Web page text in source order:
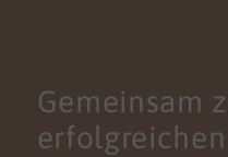
Gemeinsam